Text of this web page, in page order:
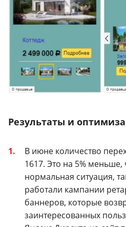
Результаты и
В июне количество
1617. Это на 5% меньше,
нормальная ситуация,
работали кампании
баннеров, которые
заинтересованных